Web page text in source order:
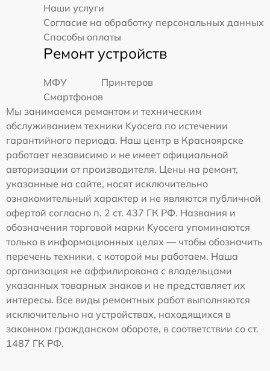
Наши услуги
Согласие на обработку персональных данных
Способы оплаты
Ремонт устройств
МФУ
Принтеров
Смартфонов
Мы занимаемся ремонтом и техническим
обслуживанием техники Kyocera по истечении
гарантийного периода. Наш центр в Красноярске
работает независимо и не имеет официальной
авторизации от производителя. Цены на ремонт,
указанные на сайте, носят исключительно
ознакомительный характер и не являются публичной
офертой согласно п. 2 ст. 437 ГК РФ. Названия и
обозначения торговой марки Kyocera упоминаются
только в информационных целях — чтобы обозначить
перечень техники, с которой мы работаем. Наша
организация не аффилирована с владельцами
указанных товарных знаков и не представляет их
интересы. Все виды ремонтных работ выполняются
исключительно на устройствах, находящихся в
законном гражданском обороте, в соответствии со ст.
1487 ГК РФ.